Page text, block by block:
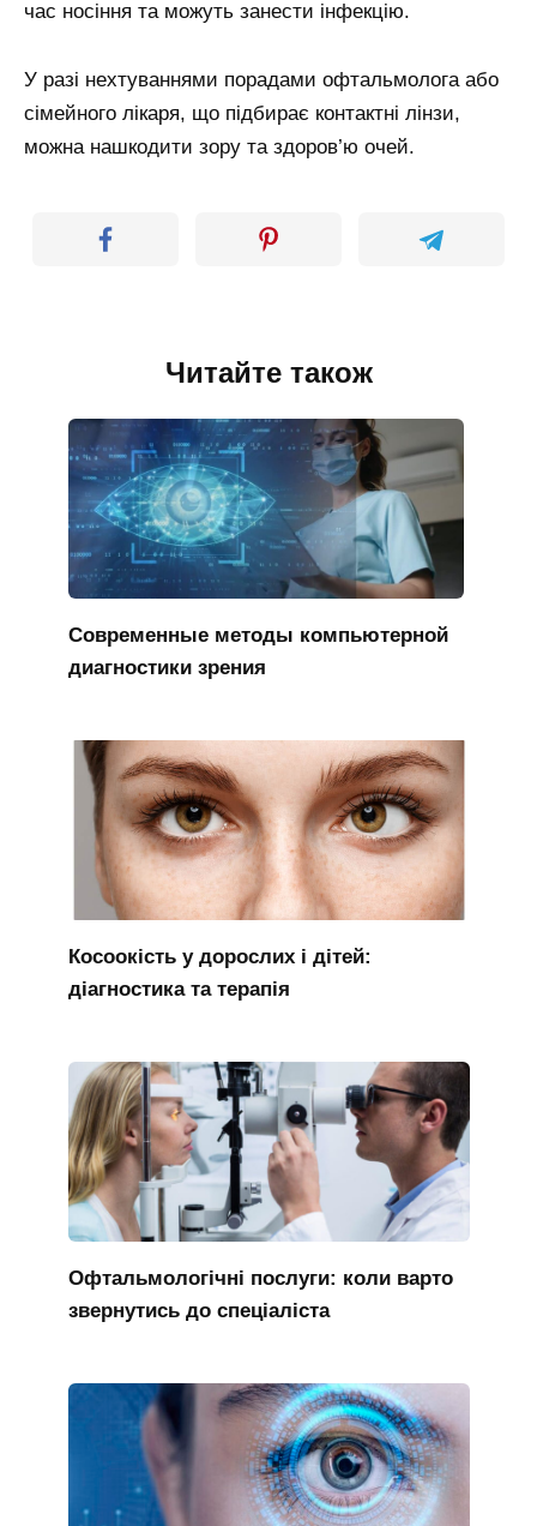
час носіння та можуть занести інфекцію.
У разі нехтуваннями порадами офтальмолога або
сімейного лікаря, що підбирає контактні лінзи,
можна нашкодити зору та здоров’ю очей.
Читайте також
Современные методы компьютерной
диагностики зрения
Косоокість у дорослих і дітей:
діагностика та терапія
Офтальмологічні послуги: коли варто
звернутись до спеціаліста